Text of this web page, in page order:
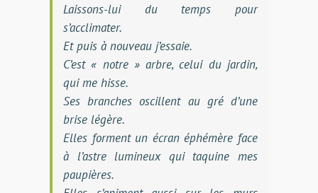
Laissons-lui du temps pour
s’acclimater.
Et puis à nouveau j’essaie.
C’est « notre » arbre, celui du jardin,
qui me hisse.
Ses branches oscillent au gré d’une
brise légère.
Elles forment un écran éphémère face
à l’astre lumineux qui taquine mes
paupières.